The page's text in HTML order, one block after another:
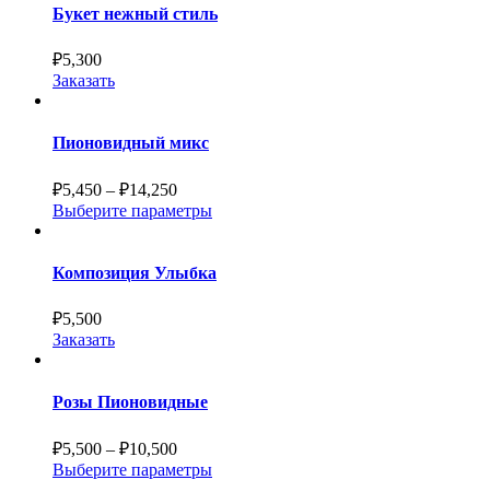
Букет нежный стиль
₽5,300
Заказать
Пионовидный микс
₽5,450 – ₽14,250
Выберите параметры
Композиция Улыбка
₽5,500
Заказать
Розы Пионовидные
₽5,500 – ₽10,500
Выберите параметры